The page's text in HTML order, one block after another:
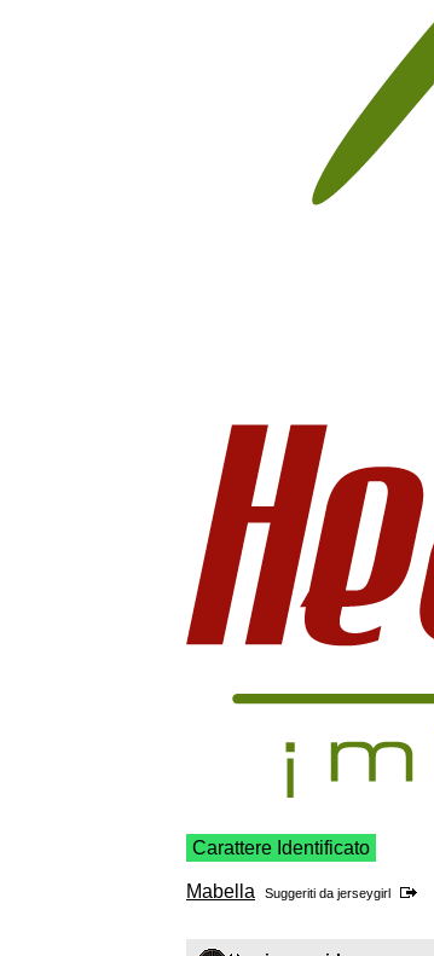
Carattere Identificato
Mabella Suggeriti da jerseygirl